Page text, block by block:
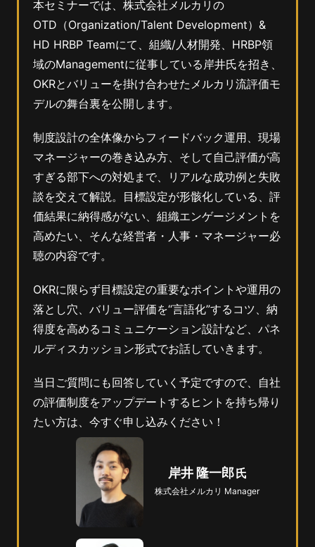
本セミナーでは、株式会社メルカリの
OTD（Organization/Talent Development）&
HD HRBP Teamにて、組織/人材開発、HRBP領
域のManagementに従事している岸井氏を招き、
OKRとバリューを掛け合わせたメルカリ流評価モ
デルの舞台裏を公開します。
制度設計の全体像からフィードバック運用、現場
マネージャーの巻き込み方、そして自己評価が高
すぎる部下への対処まで、リアルな成功例と失敗
談を交えて解説。目標設定が形骸化している、評
価結果に納得感がない、組織エンゲージメントを
高めたい、そんな経営者・人事・マネージャー必
聴の内容です。
OKRに限らず目標設定の重要なポイントや運用の
落とし穴、バリュー評価を“言語化”するコツ、納
得度を高めるコミュニケーション設計など、パネ
ルディスカッション形式でお話していきます。
当日ご質問にも回答していく予定ですので、自社
の評価制度をアップデートするヒントを持ち帰り
たい方は、今すぐ申し込みください！
岸井 隆一郎
株式会社メルカリ Manager